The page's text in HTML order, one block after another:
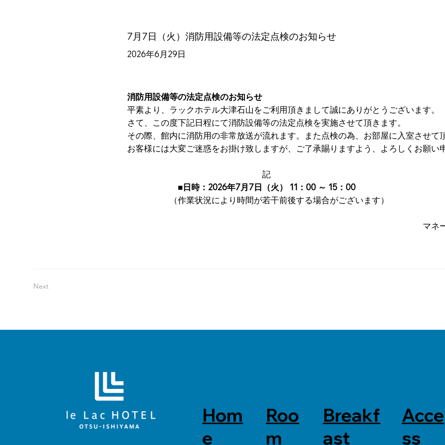
7月7日（火）消防用設備等の法定点検のお知らせ
2026年6月29日
消防用設備等の法定点検のお知らせ
平素より、ラックホテル大津石山をご利用頂きまして誠にありがとうございます。
さて、この度下記日程にて消防設備等の法定点検を実施させて頂きます。
その際、館内に消防用の非常放送が流れます。また点検の為、お部屋に入室させて
お客様には大変ご迷惑をお掛け致しますが、ご了承賜りますよう、よろしくお願い
記
■日時：2026年7月7日（火） 11：00 ～ 15：00
（作業状況により時間が若干前後する場合がございます）
マネージャ
Next
Hom
e
Roo
m
Breakf
ast
Acce
ss